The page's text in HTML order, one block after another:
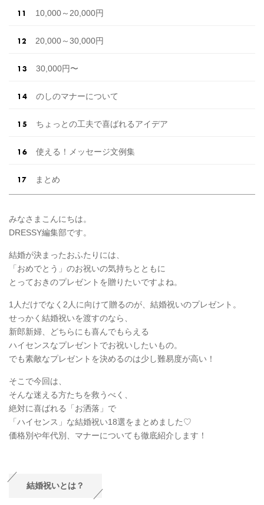
10,000～20,000円
20,000～30,000円
30,000円〜
のしのマナーについて
ちょっとの工夫で喜ばれるアイデア
使える！メッセージ文例集
まとめ
みなさまこんにちは。
DRESSY編集部です。
結婚が決まったおふたりには、
「おめでとう」のお祝いの気持ちとともに
とっておきのプレゼントを贈りたいですよね。
1人だけでなく2人に向けて贈るのが、結婚祝いのプレゼント。
せっかく結婚祝いを渡すのなら、
新郎新婦、どちらにも喜んでもらえる
ハイセンスなプレゼントでお祝いしたいもの。
でも素敵なプレゼントを決めるのは少し難易度が高い！
そこで今回は、
そんな迷える方たちを救うべく、
絶対に喜ばれる「お洒落」で
「ハイセンス」な結婚祝い18選をまとめました♡
価格別や年代別、マナーについても徹底紹介します！
結婚祝いとは？